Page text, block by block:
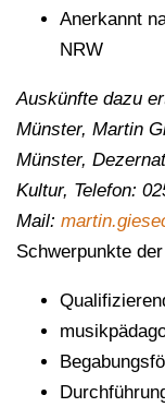
Anerkannt
NRW
Auskünfte dazu
Münster, Martin
Münster,
Kultur, Telefon:
Mail:
Schwerpunkte